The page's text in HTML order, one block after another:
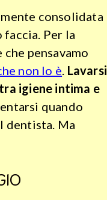
consolidata
faccia. Per la
che pensavamo
non lo è. Lavarsi
igiene intima e
quando
dentista. Ma